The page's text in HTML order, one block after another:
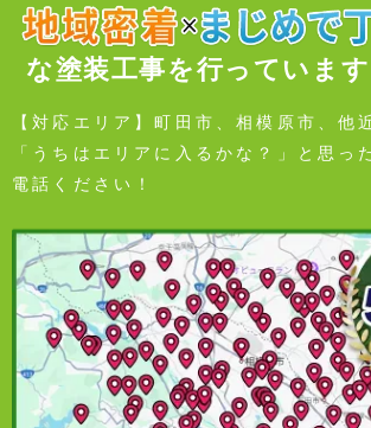
な塗装工事を行っています
【対応エリア】町田市、相模原市、他
「うちはエリアに入るかな？」と思っ
電話ください！